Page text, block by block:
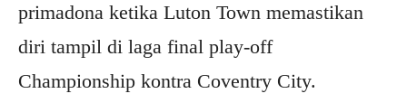
primadona ketika Luton Town memastikan
diri tampil di laga final play-off
Championship kontra Coventry City.